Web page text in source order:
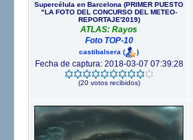
Supercélula en Barcelona (PRIMER PUESTO
"LA FOTO DEL CONCURSO DEL METEO-
REPORTAJE'2019)
ATLAS: Rayos
Foto TOP-10
castibalsera ( )
Fecha de captura: 2018-03-07 07:39:28
(20 votos recibidos)